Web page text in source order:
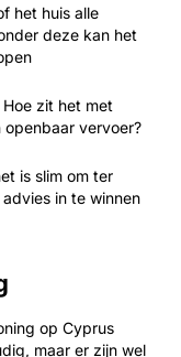
het huis alle
deze kan het
zit het met
openbaar vervoer?
is slim om ter
in te winnen
op Cyprus
maar er zijn wel